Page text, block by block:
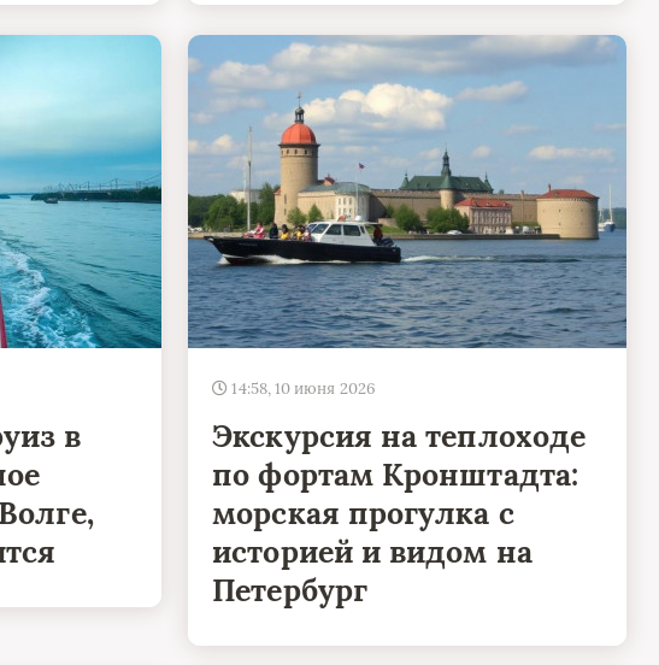
в
14:58, 10 июня 2026
Экскурсия на теплоходе
по фортам Кронштадта:
морская прогулка с
историей и видом на
Петербург